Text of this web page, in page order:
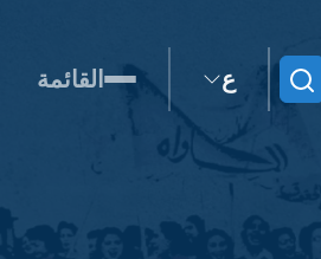
ابحث ع القائمة